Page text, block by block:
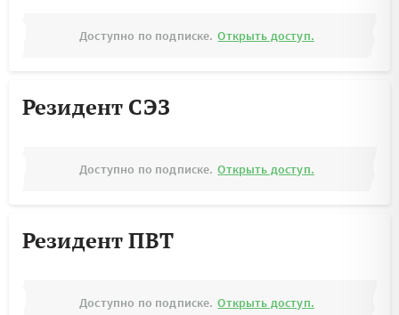
Доступно по подписке. Открыть доступ.
Резидент СЭЗ
Доступно по подписке. Открыть доступ.
Резидент ПВТ
Доступно по подписке. Открыть доступ.